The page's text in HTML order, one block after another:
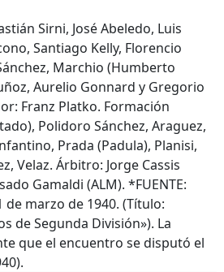
Sirni, José Abeledo, Luis
Santiago Kelly, Florencio
Marchio (Humberto
Aurelio Gonnard y Gregorio
Franz Platko. Formación
Polidoro Sánchez, Araguez,
Prada (Padula), Planisi,
Velaz. Árbitro: Jorge Cassis
Gamaldi (ALM). *FUENTE:
de marzo de 1940. (Título:
de Segunda División»). La
que el encuentro se disputó el